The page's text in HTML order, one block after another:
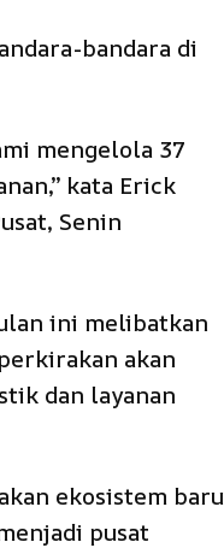
bandara di
mengelola 37
kata Erick
Senin
ini melibatkan
akan
dan layanan
ekosistem baru
pusat